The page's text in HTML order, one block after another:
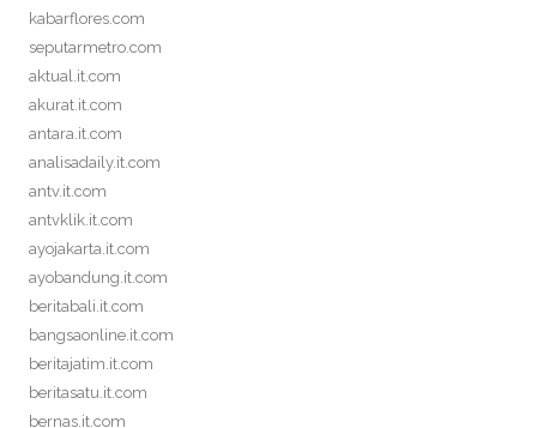
kabarflores.com
seputarmetro.com
aktual.it.com
akurat.it.com
antara.it.com
analisadaily.it.com
antv.it.com
antvklik.it.com
ayojakarta.it.com
ayobandung.it.com
beritabali.it.com
bangsaonline.it.com
beritajatim.it.com
beritasatu.it.com
bernas.it.com